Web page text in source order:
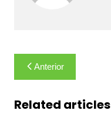
Navegación
de
entradas
Anterior
Related articles